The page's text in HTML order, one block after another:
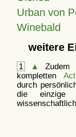
Urban von
Winebald
weitere
1 ▲
Zudem
kompletten
durch
die einzige